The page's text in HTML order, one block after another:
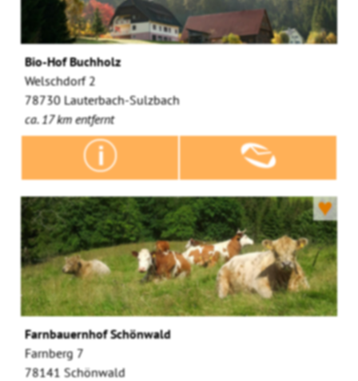
Bio-Hof Buchholz
Welschdorf 2
78730 Lauterbach-Sulzbach
ca. 17 km entfernt
♥
Farnbauernhof Schönwald
Farnberg 7
78141 Schönwald